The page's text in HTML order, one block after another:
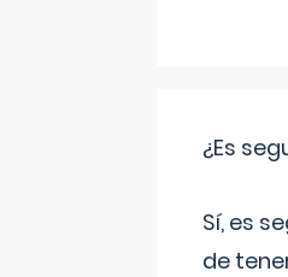
¿Es
Sí, es
de